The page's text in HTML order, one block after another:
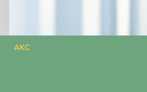
AKC